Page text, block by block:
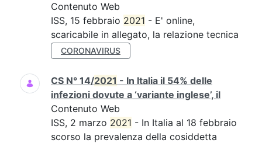
Contenuto Web
ISS, 15 febbraio 2021 - E' online,
scaricabile in allegato, la relazione tecnica
CORONAVIRUS
CS N° 14/2021 - In Italia il 54% delle
infezioni dovute a ‘variante inglese’, il
Contenuto Web
ISS, 2 marzo 2021 - In Italia al 18 febbraio
scorso la prevalenza della cosiddetta